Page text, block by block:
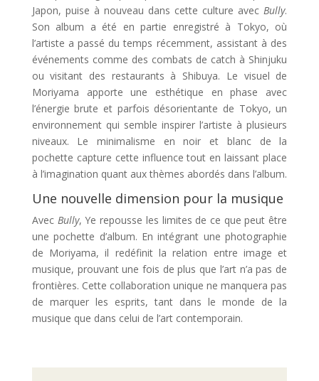
Japon, puise à nouveau dans cette culture avec Bully.
Son album a été en partie enregistré à Tokyo, où
l’artiste a passé du temps récemment, assistant à des
événements comme des combats de catch à Shinjuku
ou visitant des restaurants à Shibuya. Le visuel de
Moriyama apporte une esthétique en phase avec
l’énergie brute et parfois désorientante de Tokyo, un
environnement qui semble inspirer l’artiste à plusieurs
niveaux. Le minimalisme en noir et blanc de la
pochette capture cette influence tout en laissant place
à l’imagination quant aux thèmes abordés dans l’album.
Une nouvelle dimension pour la musique
Avec Bully, Ye repousse les limites de ce que peut être
une pochette d’album. En intégrant une photographie
de Moriyama, il redéfinit la relation entre image et
musique, prouvant une fois de plus que l’art n’a pas de
frontières. Cette collaboration unique ne manquera pas
de marquer les esprits, tant dans le monde de la
musique que dans celui de l’art contemporain.